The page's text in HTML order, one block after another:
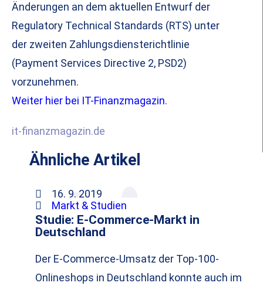
Änderungen an dem aktuellen Entwurf der
Regulatory Technical Standards (RTS) unter
der zweiten Zahlungsdiensterichtlinie
(Payment Services Directive 2, PSD2)
vorzunehmen.
Weiter hier bei IT-Finanzmagazin.
it-finanzmagazin.de
Ähnliche Artikel
16. 9. 2019
Markt & Studien
Studie: E-Commerce-Markt in
Deutschland
Der E-Commerce-Umsatz der Top-100-
Onlineshops in Deutschland konnte auch im